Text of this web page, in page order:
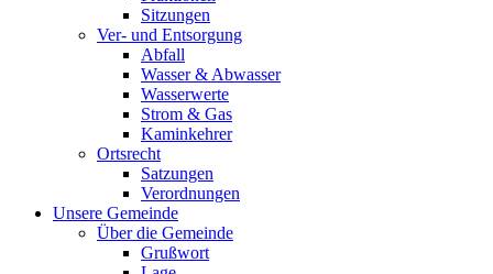
Sitzungen
Ver- und Entsorgung
Abfall
Wasser & Abwasser
Wasserwerte
Strom & Gas
Kaminkehrer
Ortsrecht
Satzungen
Verordnungen
Unsere Gemeinde
Über die Gemeinde
Grußwort